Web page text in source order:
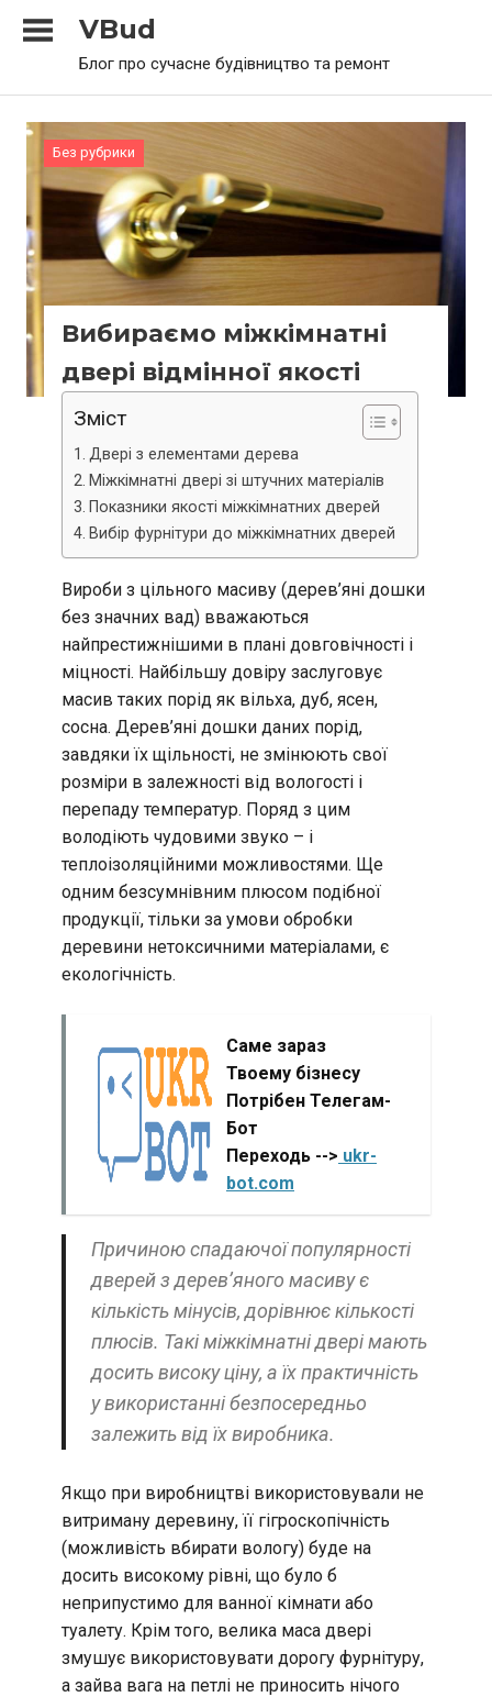
VBud
Блог про сучасне будівництво та ремонт
Без рубрики
Вибираємо міжкімнатні
двері відмінної якості
Зміст
Двері з елементами дерева
Міжкімнатні двері зі штучних матеріалів
Показники якості міжкімнатних дверей
Вибір фурнітури до міжкімнатних дверей
Вироби з цільного масиву (дерев’яні дошки
без значних вад) вважаються
найпрестижнішими в плані довговічності і
міцності. Найбільшу довіру заслуговує
масив таких порід як вільха, дуб, ясен,
сосна. Дерев’яні дошки даних порід,
завдяки їх щільності, не змінюють свої
розміри в залежності від вологості і
перепаду температур. Поряд з цим
володіють чудовими звуко – і
теплоізоляційними можливостями. Ще
одним безсумнівним плюсом подібної
продукції, тільки за умови обробки
деревини нетоксичними матеріалами, є
екологічність.
Саме зараз
Твоему бізнесу
Потрібен Телегам-
Бот
Переходь --> ukr-
bot.com
Причиною спадаючої популярності
дверей з дерев’яного масиву є
кількість мінусів, дорівнює кількості
плюсів. Такі міжкімнатні двері мають
досить високу ціну, а їх практичність
у використанні безпосередньо
залежить від їх виробника.
Якщо при виробництві використовували не
витриману деревину, її гігроскопічність
(можливість вбирати вологу) буде на
досить високому рівні, що було б
неприпустимо для ванної кімнати або
туалету. Крім того, велика маса двері
змушує використовувати дорогу фурнітуру,
а зайва вага на петлі не приносить нічого